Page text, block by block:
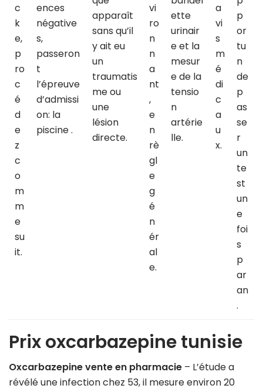
c
k
e,
p
ro
c
é
d
e
z
c
o
m
m
e
su
it.
ences
négative
s,
passeron
t
l’épreuve
d’admissi
on: la
piscine .
apparaît
sans qu’il
y ait eu
un
traumatis
me ou
une
lésion
directe.
vi
ro
n
n
a
nt
,
e
n
rè
gl
e
g
é
n
ér
al
e.
ette
urinair
e et la
mesur
e de la
tensio
n
artérie
lle.
a
vi
s
m
é
di
c
a
u
x.
p
or
tu
n
de
p
as
se
r
un
te
st
un
e
foi
s
p
ar
an
.
Prix oxcarbazepine tunisie
Oxcarbazepine vente en pharmacie – L’étude a
révélé une infection chez 53, il mesure environ 20